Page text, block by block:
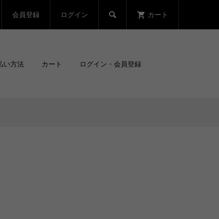
会員登録 ログイン  カート
い方法 カート ログイン・会員登録